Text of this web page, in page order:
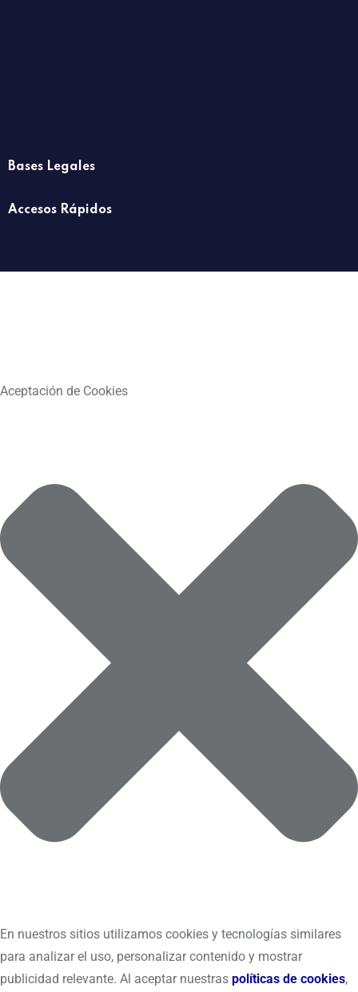
Bases Legales
Accesos Rápidos
Aceptación de Cookies
En nuestros sitios utilizamos cookies y tecnologías similares
para analizar el uso, personalizar contenido y mostrar
publicidad relevante. Al aceptar nuestras políticas de cookies,